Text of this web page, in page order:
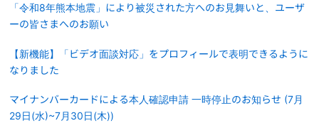
「令和8年熊本地震」により被災された方へのお見舞いと、ユーザ
ーの皆さまへのお願い
【新機能】「ビデオ面談対応」をプロフィールで表明できるように
なりました
マイナンバーカードによる本人確認申請 一時停止のお知らせ (7月
29日(水)~7月30日(木))